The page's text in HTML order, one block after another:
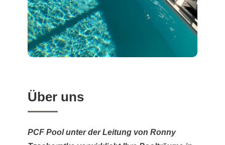
Über uns
PCF Pool unter der Leitung von Ronny